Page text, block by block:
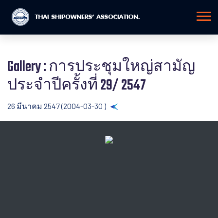
Gallery : การประชุมใหญ่สามัญ
ประจำปีครั้งที่ 29/ 2547
26 มีนาคม 2547 (2004-03-30 )